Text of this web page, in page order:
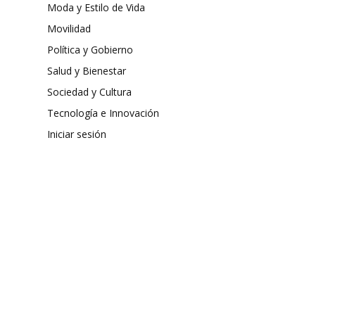
Moda y Estilo de Vida
Movilidad
Política y Gobierno
Salud y Bienestar
Sociedad y Cultura
Tecnología e Innovación
Iniciar sesión